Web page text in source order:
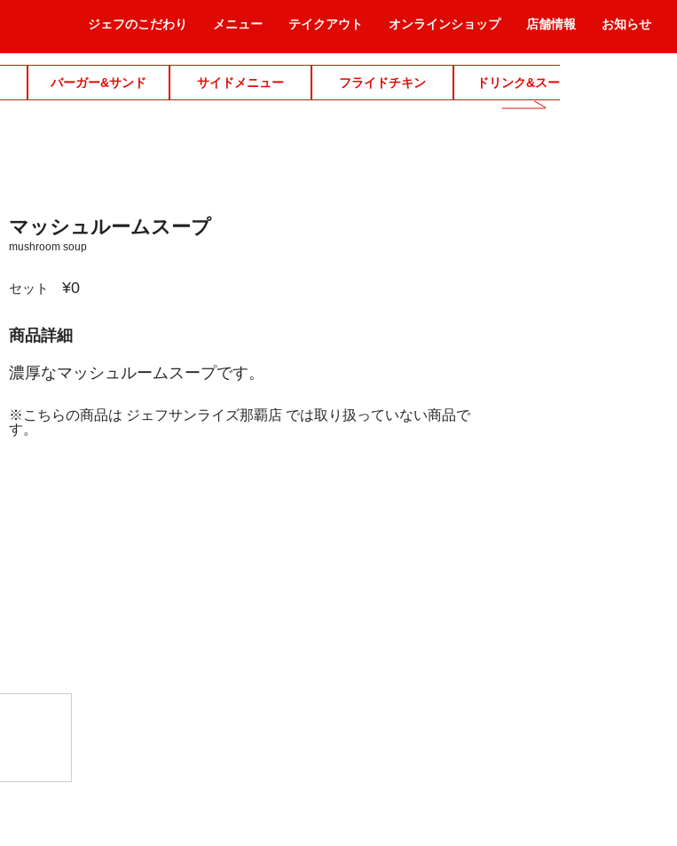
ジェフのこだわり メニュー テイクアウト オンラインショップ 店舗情報 お知らせ
バーガー&サンド サイドメニュー フライドチキン ドリンク&スープ
マッシュルームスープ
mushroom soup
セット ¥0
商品詳細
濃厚なマッシュルームスープです。
※こちらの商品は ジェフサンライズ那覇店 では取り扱っていない商品で
す。